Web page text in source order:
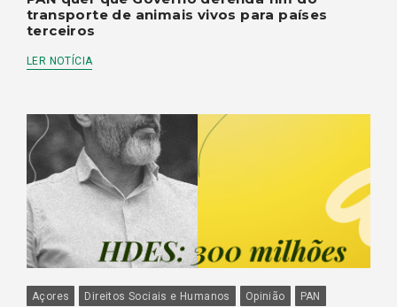
transporte de animais vivos para países
terceiros
LER NOTÍCIA
Açores Direitos Sociais e Humanos Opinião
PAN